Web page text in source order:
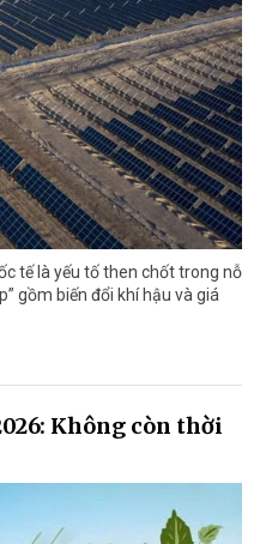
tế là yếu tố then chốt trong nỗ
gồm biến đổi khí hậu và giá
Không còn thời